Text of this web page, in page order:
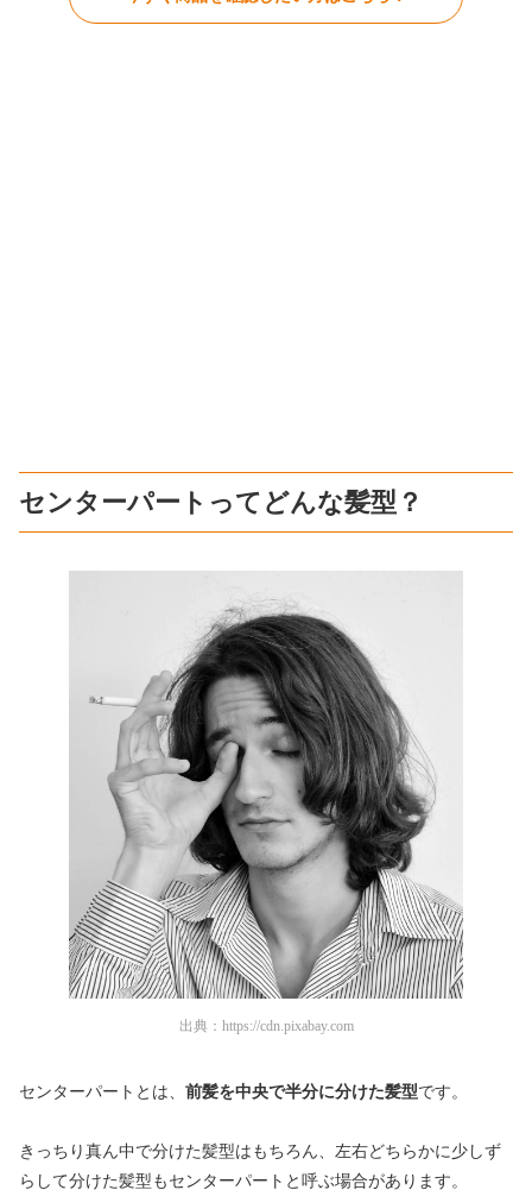
センターパートってどんな髪型？
出典： https://cdn.pixabay.com
センターパートとは、 前髪を中央で半分に分けた髪型です。
きっちり真ん中で分けた髪型はもちろん、左右どちらかに少しず
らして分けた髪型もセンターパートと呼ぶ場合があります。